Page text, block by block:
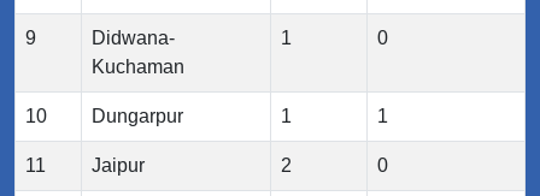
9
Didwana-
Kuchaman
1 0
10 Dungarpur 1 1
11 Jaipur 2 0